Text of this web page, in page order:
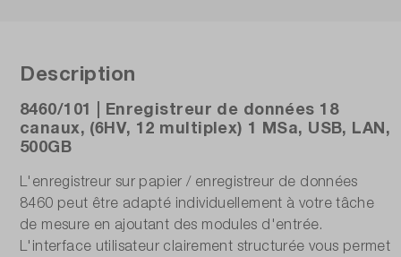
±0,1 %, ±10 µV, ±0,2 % offset
Précision de la mesure de tension DC:
±0,1 %, ±10 µV, ±0,2 % offset
Précision température:
1,25 °C
Résolution (bit):
Description
8460/101 | Enregistreur de données 18
canaux, (6HV, 12 multiplex) 1 MSa, USB, LAN,
500GB
L'enregistreur sur papier / enregistreur de données
8460 peut être adapté individuellement à votre tâche
de mesure en ajoutant des modules d'entrée.
L'interface utilisateur clairement structurée vous permet